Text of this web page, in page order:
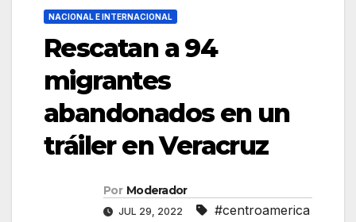
NACIONAL E INTERNACIONAL
Rescatan a 94
migrantes
abandonados en un
tráiler en Veracruz
Por Moderador
JUL 29, 2022
#centroamerica